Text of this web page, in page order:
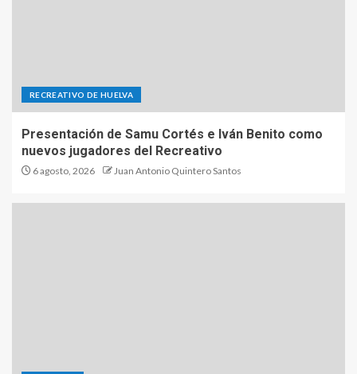
RECREATIVO DE HUELVA
Presentación de Samu Cortés e Iván Benito como
nuevos jugadores del Recreativo
6 agosto, 2026 Juan Antonio Quintero Santos